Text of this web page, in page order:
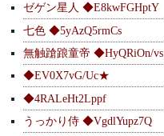
ゼゲン星人 ◆E8kwFGHptY
七色 ◆5yAzQ5rmCs
無触蹌踉童帝 ◆HyQRiOn/vs
◆EV0X7vG/Uc★
◆4RALeHt2Lppf
うっかり侍 ◆VgdlYupz7Q